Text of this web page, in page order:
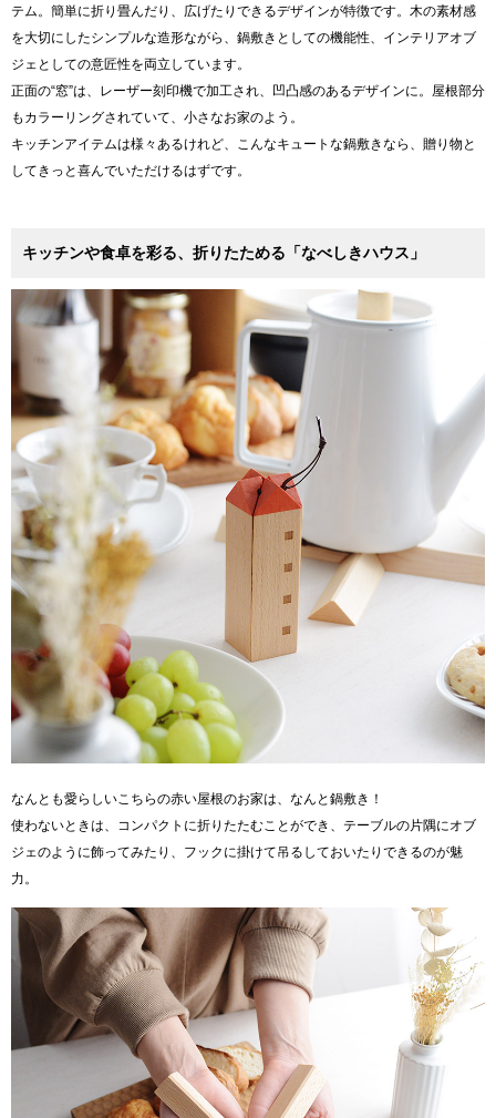
テム。簡単に折り畳んだり、広げたりできるデザインが特徴です。木の素材感
を大切にしたシンプルな造形ながら、鍋敷きとしての機能性、インテリアオブ
ジェとしての意匠性を両立しています。
正面の“窓”は、レーザー刻印機で加工され、凹凸感のあるデザインに。屋根部分
もカラーリングされていて、小さなお家のよう。
キッチンアイテムは様々あるけれど、こんなキュートな鍋敷きなら、贈り物と
してきっと喜んでいただけるはずです。
キッチンや食卓を彩る、折りたためる「なべしきハウス」
なんとも愛らしいこちらの赤い屋根のお家は、なんと鍋敷き！
使わないときは、コンパクトに折りたたむことができ、テーブルの片隅にオブ
ジェのように飾ってみたり、フックに掛けて吊るしておいたりできるのが魅
力。